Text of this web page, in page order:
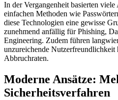
In der Vergangenheit basierten
einfachen Methoden wie
diese Technologien eine gewisse
zunehmend anfällig für Phishing,
Engineering. Zudem führen
unzureichende Nutzerfreundlichkeit
Abbruchraten.
Moderne Ansätze:
Sicherheitsverfahren